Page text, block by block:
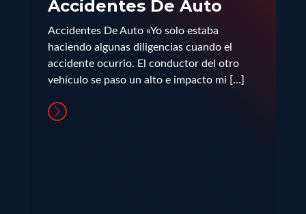
Accidentes De Auto
Accidentes De Auto «Yo solo estaba
haciendo algunas diligencias cuando el
accidente ocurrio. El conductor del otro
vehículo se paso un alto e impacto mi […]